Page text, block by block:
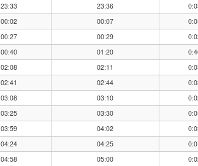
23:33 23:36
00:02 00:07
00:27 00:29
00:40 01:20
02:08 02:11
02:41 02:44
03:08 03:10
03:25 03:30
03:59 04:02
04:24 04:25
04:58 05:00